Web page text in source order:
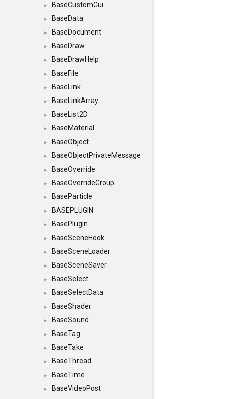
► BaseCustomGui
► BaseData
► BaseDocument
► BaseDraw
► BaseDrawHelp
► BaseFile
► BaseLink
► BaseLinkArray
► BaseList2D
► BaseMaterial
► BaseObject
► BaseObjectPrivateMessage
► BaseOverride
► BaseOverrideGroup
► BaseParticle
► BASEPLUGIN
► BasePlugin
► BaseSceneHook
► BaseSceneLoader
► BaseSceneSaver
► BaseSelect
► BaseSelectData
► BaseShader
► BaseSound
► BaseTag
► BaseTake
► BaseThread
► BaseTime
►
BaseVideoPost